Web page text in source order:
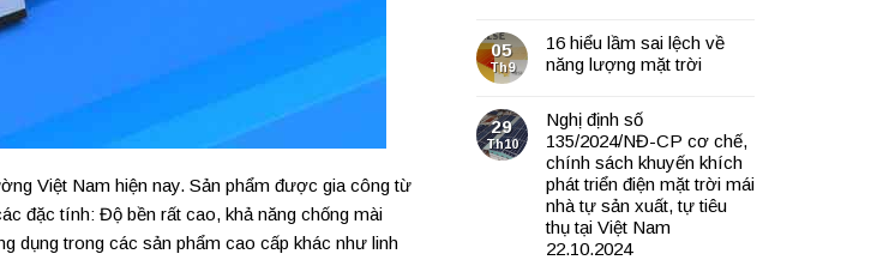
Việt Nam hiện nay. Sản phẩm được gia công từ
đặc tính: Độ bền rất cao, khả năng chống mài
dụng trong các sản phẩm cao cấp khác như linh
05
Th9
16 hiểu lầm sai lệch về
năng lượng mặt trời
29
Th10
Nghị định số
135/2024/NĐ-CP cơ chế,
chính sách khuyến khích
phát triển điện mặt trời mái
nhà tự sản xuất, tự tiêu
thụ tại Việt Nam
22.10.2024